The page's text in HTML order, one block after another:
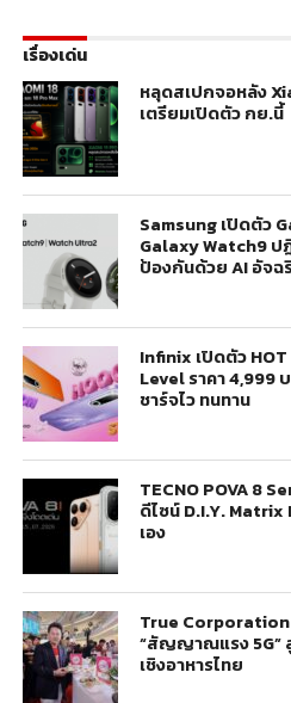
เรื่องเด่น
หลุดสเปกจอหลัง
เตรียมเปิดตัว กย.นี้
Samsung เปิดตัว
Galaxy Watch9
ป้องกันด้วย AI อัจฉ
Infinix เปิดตัว
Level ราคา 4,999
ชาร์จไว ทนทาน
TECNO POVA 8
ดีไซน์ D.I.Y.
เอง
True
“สัญญาณแรง 5G”
เชิงอาหารไทย